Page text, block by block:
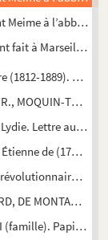
Meime à l’abbé de
fait à Marseille le
(1812-1889). Lettre
R., MOQUIN-
Lydie. Lettre
Étienne de (1756-
de la
DE MONTAZET.
(famille). Papiers